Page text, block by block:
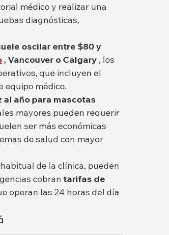
médico y realizar una
diagnósticas,
oscilar entre $80 y
, Vancouver o Calgary , los
que incluyen el
equipo médico.
al año para mascotas
mayores pueden requerir
ser más económicas
de salud con mayor
de la clínica, pueden
cobran tarifas de
operan las 24 horas del día